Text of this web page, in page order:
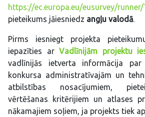
https://ec.europa.eu/eusurvey/runner/
pieteikums jāiesniedz angļu valodā.
Pirms iesniegt projekta
iepazīties arVadlīnijām projektu
vadlīnijās ietverta informācija par
konkursa administratīvajām un
atbilstības nosacījumiem,
vērtēšanas kritērijiem un atlases
nākamajiem soļiem, ja projekts tiek